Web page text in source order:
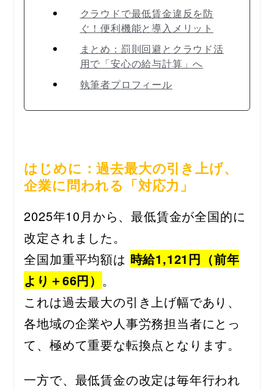
クラウドで最低賃金違反を防
ぐ！便利機能と導入メリット
まとめ：罰則回避とクラウド活
用で「安心の給与計算」へ
執筆者プロフィール
はじめに ：過去最大の引き上げ、
企業に問われる「対応力」
2025年10月から、最低賃金が全国的に
改定されました。
全国加重平均額は 時給1,121円（前年
より＋66円） 。
これは過去最大の引き上げ幅であり、
各地域の企業や人事労務担当者にとっ
て、極めて重要な転換点となります。
一方で、最低賃金の改定は毎年行われ